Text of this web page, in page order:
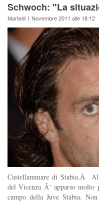
Schwoch: "La
Martedi 1 Novembre 2011 alle 18:12
Castellammare di Stabia.Â
del Vicenza Ã¨ apparso molto
campo della Juve Stabia.